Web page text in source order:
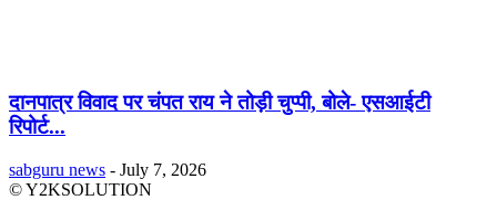
दानपात्र विवाद पर चंपत राय ने तोड़ी चुप्पी, बोले- एसआईटी
रिपोर्ट...
sabguru news - July 7, 2026
© Y2KSOLUTION